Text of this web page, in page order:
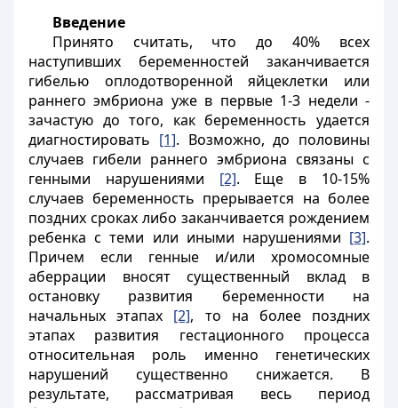
Введение
Принято считать, что до 40% всех
наступивших беременностей заканчивается
гибелью оплодотворенной яйцеклетки или
раннего эмбриона уже в первые 1-3 недели -
зачастую до того, как беременность удается
диагностировать [1]. Возможно, до половины
случаев гибели раннего эмбриона связаны с
генными нарушениями [2]. Еще в 10-15%
случаев беременность прерывается на более
поздних сроках либо заканчивается рождением
ребенка с теми или иными нарушениями [3].
Причем если генные и/или хромосомные
аберрации вносят существенный вклад в
остановку развития беременности на
начальных этапах [2], то на более поздних
этапах развития гестационного процесса
относительная роль именно генетических
нарушений существенно снижается. В
результате, рассматривая весь период